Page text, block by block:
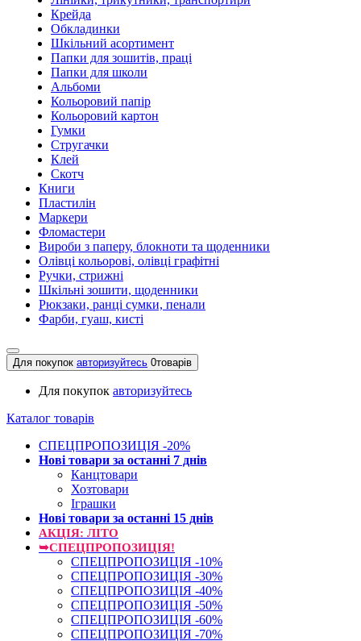
Крейда
Обкладинки
Шкільний асортимент
Папки для зошитів, праці
Папки для школи
Альбоми
Кольоровий папір
Кольоровий картон
Гумки
Стругачки
Клей
Скотч
Книги
Пластилін
Маркери
Фломастери
Вироби з паперу, блокноти та щоденники
Олівці кольорові, олівці графітні
Ручки, стрижні
Шкільні зошити, щоденники
Рюкзаки, ранці сумки, пенали
Фарби, гуаш, кисті
Для покупок авторизуйтесь 0товарів
Для покупок авторизуйтесь
Каталог товарів
СПЕЦПРОПОЗИЦІЯ -20%
Нові товари за останнi 7 днiв
Канцтовари
Хозтовари
Іграшки
Нові товари за останнi 15 днiв
АКЦІЯ: ЛІТО
➥СПЕЦПРОПОЗИЦІЯ!
СПЕЦПРОПОЗИЦІЯ -10%
СПЕЦПРОПОЗИЦІЯ -30%
СПЕЦПРОПОЗИЦІЯ -40%
СПЕЦПРОПОЗИЦІЯ -50%
СПЕЦПРОПОЗИЦІЯ -60%
СПЕЦПРОПОЗИЦІЯ -70%